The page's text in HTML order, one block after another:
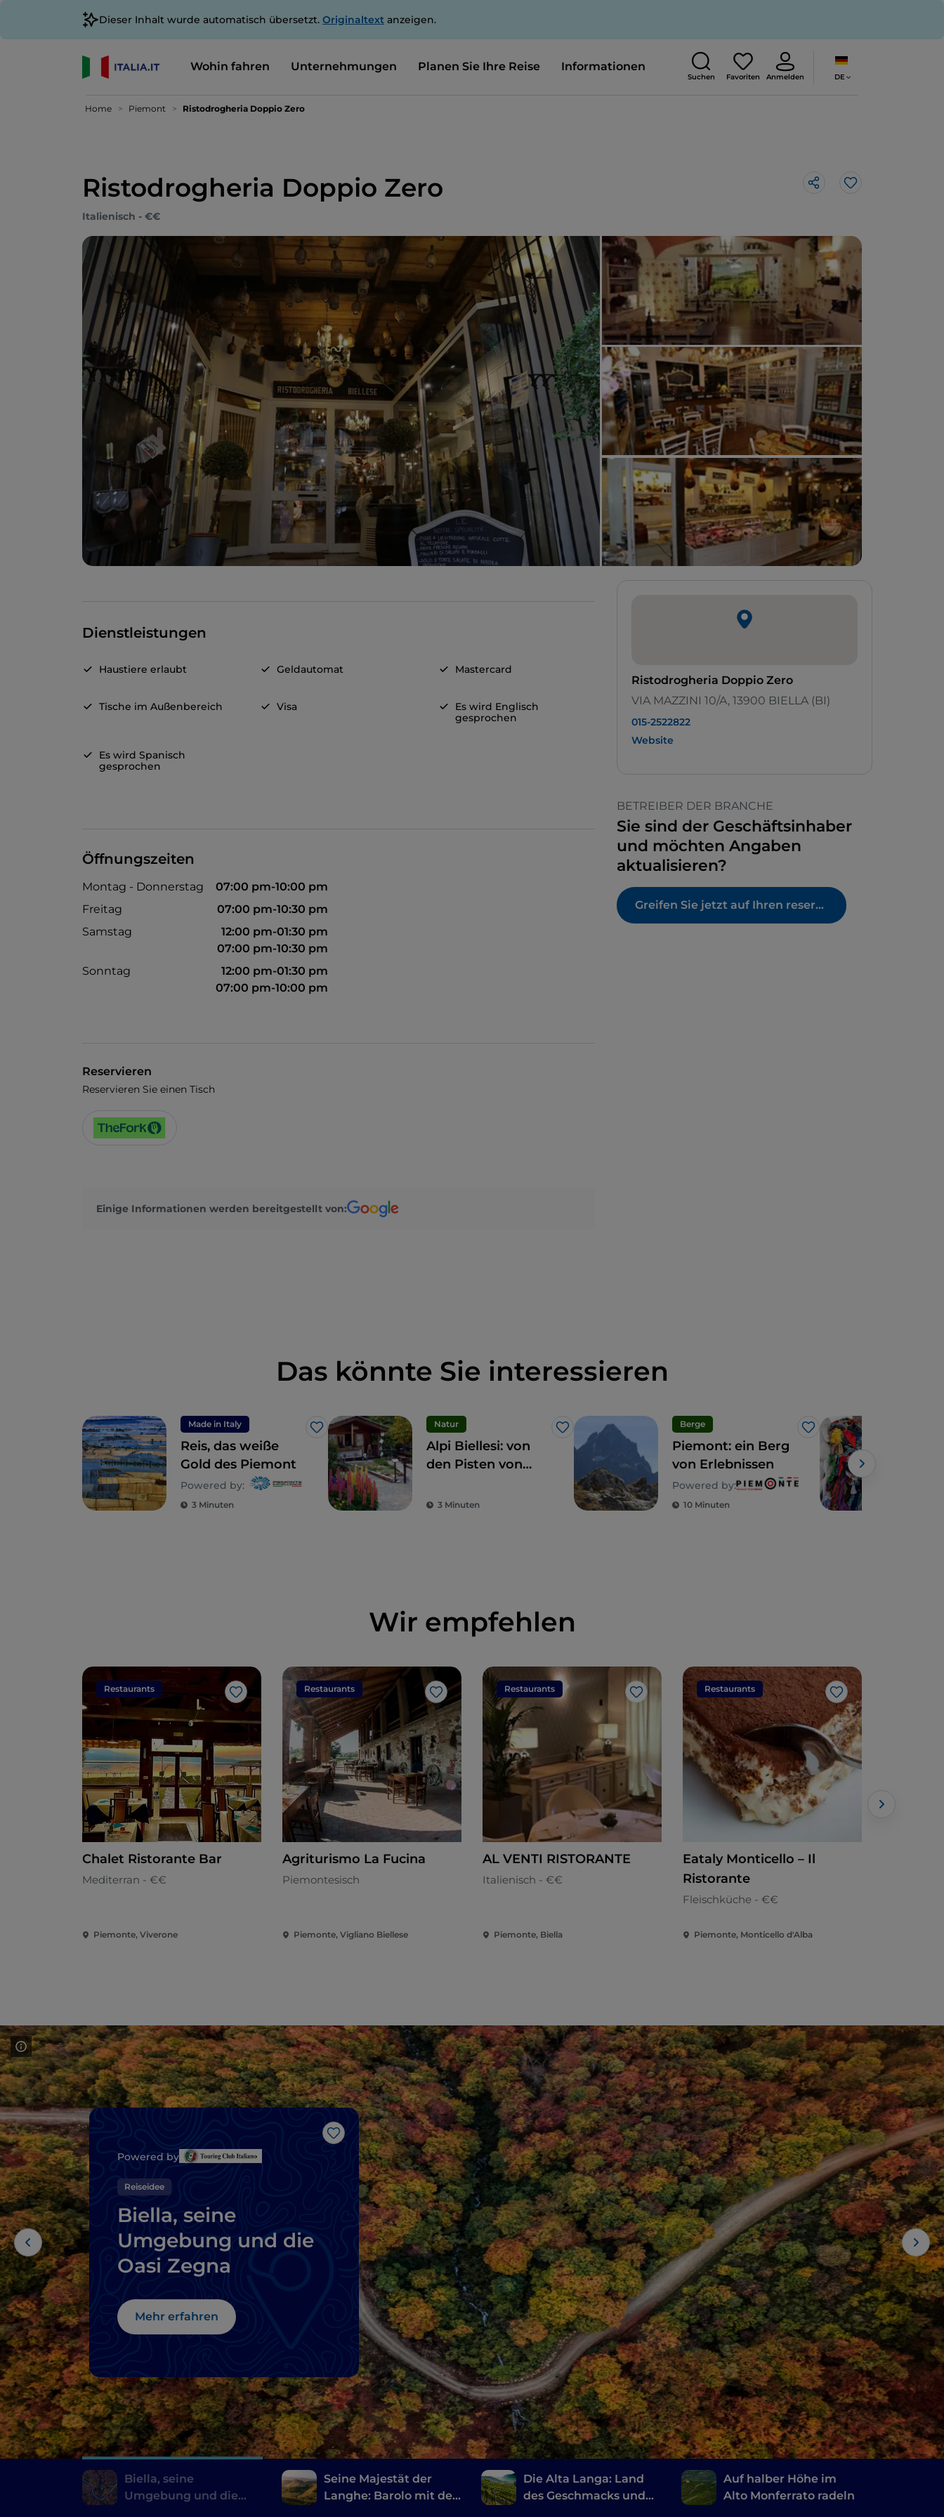
Dieser Inhalt wurde automatisch übersetzt. Originaltext anzeigen.
Wohin fahren Unternehmungen Planen Sie Ihre Reise Informationen
Suchen Favoriten Anmelden DE
Home Piemont Ristodrogheria Doppio Zero
Ristodrogheria Doppio Zero Like
Italienisch - €€
Dienstleistungen
Haustiere erlaubt Geldautomat Mastercard
Tische im Außenbereich Visa
Es wird Englisch
gesprochen
Es wird Spanisch
gesprochen
Öffnungszeiten
Montag - Donnerstag
07:00 pm-10:00 pm
Freitag
07:00 pm-10:30 pm
Samstag
12:00 pm-01:30 pm
07:00 pm-10:30 pm
Sonntag
12:00 pm-01:30 pm
07:00 pm-10:00 pm
Reservieren
Reservieren Sie einen Tisch
Einige Informationen werden bereitgestellt von:
Ristodrogheria Doppio Zero
VIA MAZZINI 10/A, 13900 BIELLA (BI)
015-2522822
Website
BETREIBER DER BRANCHE
Sie sind der Geschäftsinhaber
und möchten Angaben
aktualisieren?
Greifen Sie jetzt auf Ihren reservierten Bereich zu
Das könnte Sie interessieren
Made in Italy
Like
Reis, das weiße
Gold des Piemont
Powered by:
3 Minuten
Natur
Like
Alpi Biellesi: von
den Pisten von
Monte Sacro di
3 Minuten
Berge
Like
Piemont: ein Berg
von Erlebnissen
Powered by:
10 Minuten
Wir empfehlen
Restaurants
Like
Chalet Ristorante Bar
Mediterran - €€
Piemonte, Viverone
Restaurants
Like
Agriturismo La Fucina
Piemontesisch
Piemonte, Vigliano Biellese
Restaurants
Like
AL VENTI RISTORANTE
Italienisch - €€
Piemonte, Biella
Restaurants
Like
Eataly Monticello – Il
Ristorante
Fleischküche - €€
Piemonte, Monticello d'Alba
Like
Powered by
Reiseidee
Biella, seine
Umgebung und die
Oasi Zegna
Mehr erfahren
Biella, seine
Umgebung und die
Seine Majestät der
Langhe: Barolo mit der
Die Alta Langa: Land
des Geschmacks und
Auf halber Höhe im
Alto Monferrato radeln